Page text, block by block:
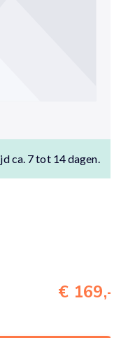
ca. 7 tot 14 dagen.
€ 169,-